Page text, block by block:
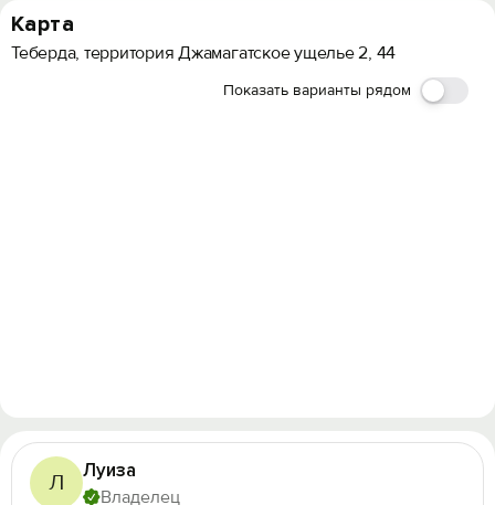
Карта
Теберда, территория Джамагатское ущелье 2, 44
Показать варианты рядом
Л Луиза
Владелец